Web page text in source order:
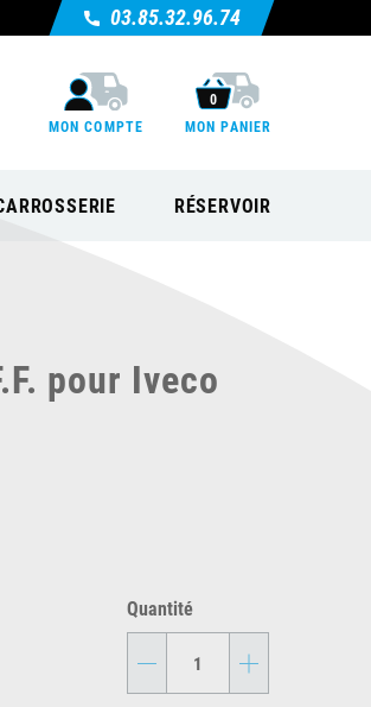
03.85.32.96.74
MON COMPTE
0
MON PANIER
RÉSERVOIR
pour Iveco
Quantité
- +